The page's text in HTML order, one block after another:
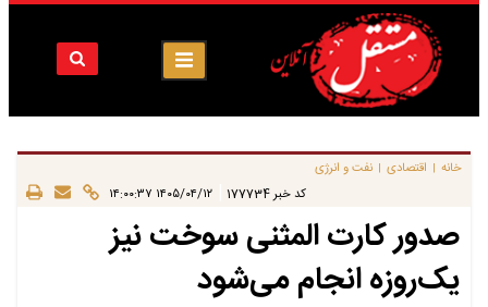
خانه | اقتصادی | نفت و انرژی
کد خبر 177734 ۱۴۰۵/۰۴/۱۲ ۱۴:۰۰:۳۷
صدور کارت المثنی سوخت نیز
یک‌روزه انجام می‌شود